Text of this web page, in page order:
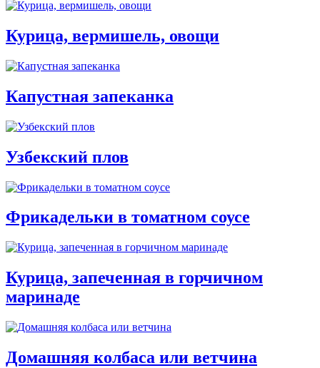
Курица, вермишель, овощи
Капустная запеканка
Узбекский плов
Фрикадельки в томатном соусе
Курица, запеченная в горчичном
маринаде
Домашняя колбаса или ветчина